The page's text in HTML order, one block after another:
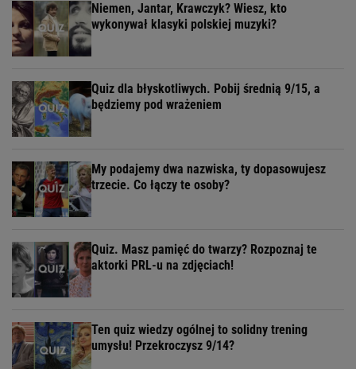
Niemen, Jantar, Krawczyk? Wiesz, kto
wykonywał klasyki polskiej muzyki?
Quiz dla błyskotliwych. Pobij średnią 9/15, a
będziemy pod wrażeniem
My podajemy dwa nazwiska, ty dopasowujesz
trzecie. Co łączy te osoby?
Quiz. Masz pamięć do twarzy? Rozpoznaj te
aktorki PRL-u na zdjęciach!
Ten quiz wiedzy ogólnej to solidny trening
umysłu! Przekroczysz 9/14?